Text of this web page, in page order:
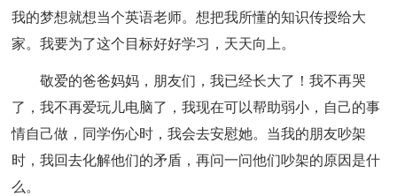
我的梦想就想当个英语老师。想把我所懂的知识传授给大
家。我要为了这个目标好好学习，天天向上。
敬爱的爸爸妈妈，朋友们，我已经长大了！我不再哭
了，我不再爱玩儿电脑了，我现在可以帮助弱小，自己的事
情自己做，同学伤心时，我会去安慰她。当我的朋友吵架
时，我回去化解他们的矛盾，再问一问他们吵架的原因是什
么。